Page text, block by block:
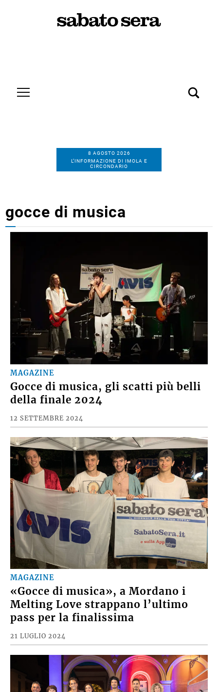
8 AGOSTO 2026
L’INFORMAZIONE DI IMOLA E
CIRCONDARIO
gocce di musica
MAGAZINE
Gocce di musica, gli scatti più belli
della finale 2024
12 SETTEMBRE 2024
MAGAZINE
«Gocce di musica», a Mordano i
Melting Love strappano l’ultimo
pass per la finalissima
21 LUGLIO 2024